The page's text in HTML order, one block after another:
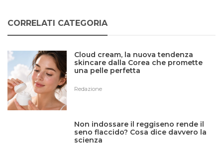
CORRELATI CATEGORIA
Cloud cream, la nuova tendenza
skincare dalla Corea che promette
una pelle perfetta
Redazione
Non indossare il reggiseno rende il
seno flaccido? Cosa dice davvero la
scienza